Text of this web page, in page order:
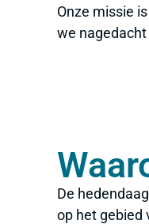
Onze missie
we
De
op het gebied